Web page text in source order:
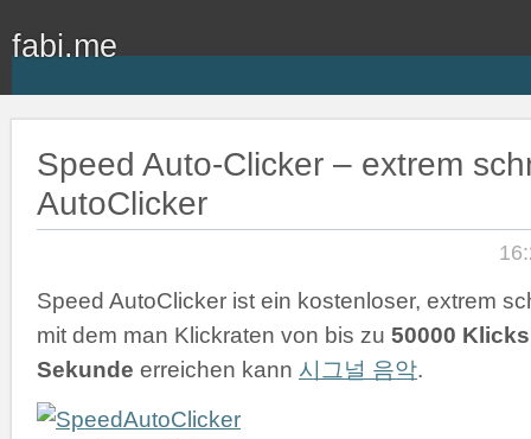
fabi.me
Speed Auto-Clicker – extrem
AutoClicker
Speed AutoClicker ist ein kostenloser, extrem
mit dem man Klickraten von bis zu 50000
Sekunde erreichen kann 시그널 음악.